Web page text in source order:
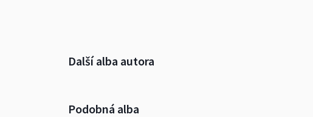
Další alba autora
Podobná alba